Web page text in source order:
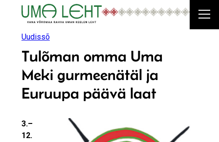
juurdeUudissõ
Tulõman omma Uma
Meki gurmeenätäl ja
Euruupa päävä laat
3.–
12.